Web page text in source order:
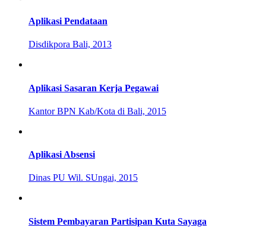
Aplikasi Pendataan
Disdikpora Bali, 2013
Aplikasi Sasaran Kerja Pegawai
Kantor BPN Kab/Kota di Bali, 2015
Aplikasi Absensi
Dinas PU Wil. SUngai, 2015
Sistem Pembayaran Partisipan Kuta Sayaga